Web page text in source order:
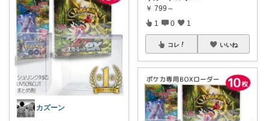
カズーン
￥ 799～
1 0 1
コレ いいね